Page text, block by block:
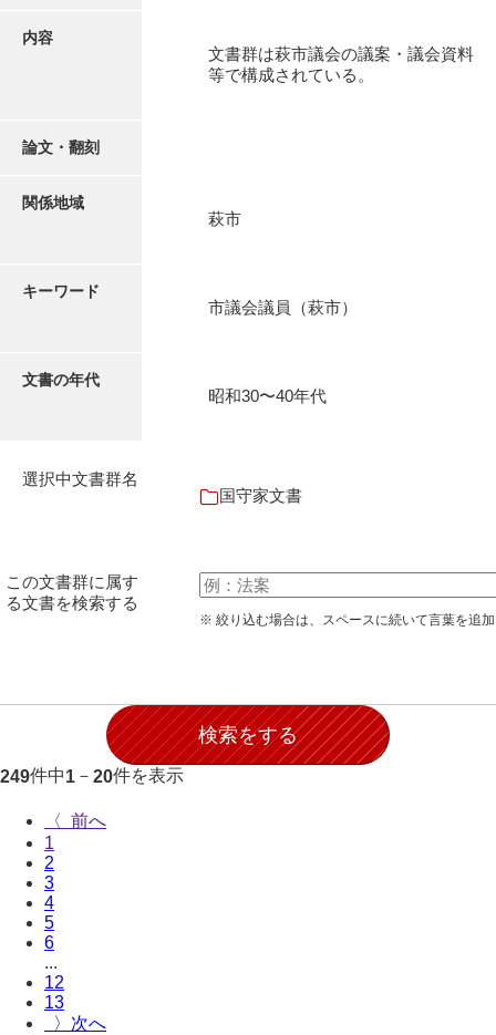
阿武家文書（美祢市）
飯田家文書（福岡県）
池田邦夫所蔵文書
石田家文書（徳山市）
市川家文書
厳島神社祭礼堅田中組水上会講文書
厳島神社念仏踊堅田下組流田会講文書
内容
文書群は萩市議会の議案・議会資料
等で構成されている。
論文・翻刻
関係地域
萩市
キーワード
市議会議員（萩市）
文書の年代
昭和30〜40年代
選択中文書群名
国守家文書
この文書群に属す
る文書を検索する
※ 絞り込む場合は、スペースに続いて言葉を追
249件中1 － 20件を表示
〈
1
2
3
4
5
6
...
12
13
〉